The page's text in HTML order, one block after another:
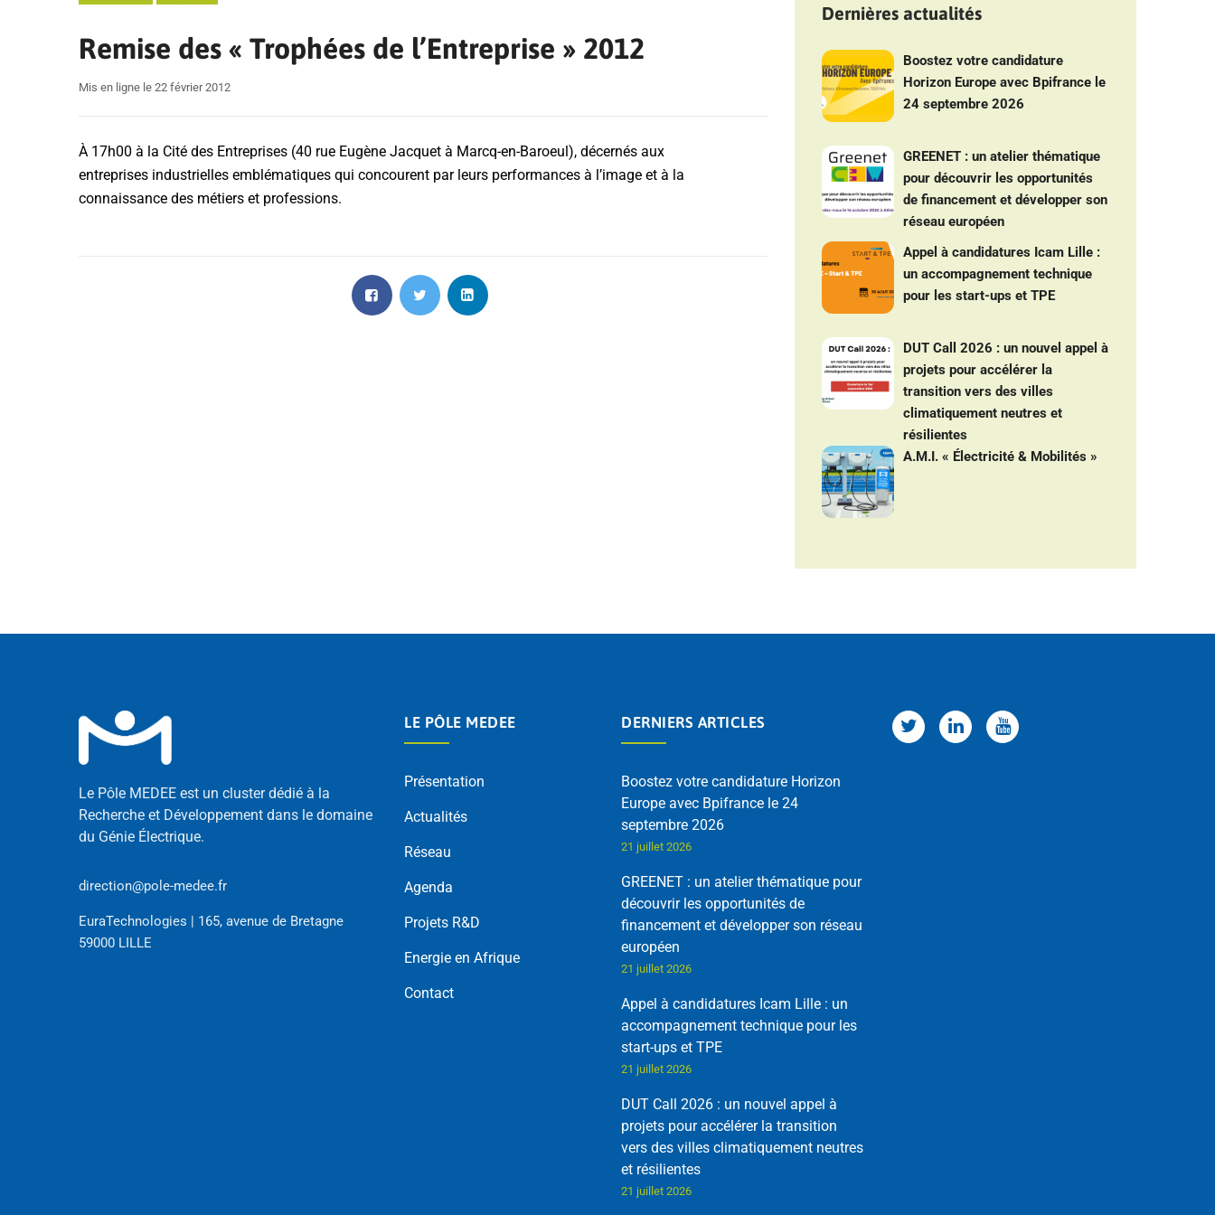
Remise des « Trophées de l’Entreprise » 2012
Mis en ligne le 22 février 2012
À 17h00 à la Cité des Entreprises (40 rue Eugène Jacquet à Marcq-en-Baroeul), décernés aux
entreprises industrielles emblématiques qui concourent par leurs performances à l’image et à la
connaissance des métiers et professions.
Dernières actualités
Boostez votre candidature
Horizon Europe avec Bpifrance le
24 septembre 2026
GREENET : un atelier thématique
pour découvrir les opportunités
de financement et développer son
réseau européen
Appel à candidatures Icam Lille :
un accompagnement technique
pour les start-ups et TPE
DUT Call 2026 : un nouvel appel à
projets pour accélérer la
transition vers des villes
climatiquement neutres et
résilientes
A.M.I. « Électricité & Mobilités »
Le Pôle MEDEE est un cluster dédié à la
Recherche et Développement dans le domaine
du Génie Électrique.
direction@pole-medee.fr
EuraTechnologies | 165, avenue de Bretagne
59000 LILLE
LE PÔLE MEDEE
Présentation
Actualités
Réseau
Agenda
Projets R&D
Energie en Afrique
Contact
DERNIERS ARTICLES
Boostez votre candidature Horizon
Europe avec Bpifrance le 24
septembre 2026
21 juillet 2026
GREENET : un atelier thématique pour
découvrir les opportunités de
financement et développer son réseau
européen
21 juillet 2026
Appel à candidatures Icam Lille : un
accompagnement technique pour les
start-ups et TPE
21 juillet 2026
DUT Call 2026 : un nouvel appel à
projets pour accélérer la transition
vers des villes climatiquement neutres
et résilientes
21 juillet 2026